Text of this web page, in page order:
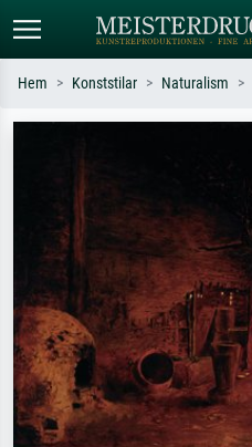
Standardsök
impressionism, Hokusai-våg, naken.
Hem Konststilar Naturalism